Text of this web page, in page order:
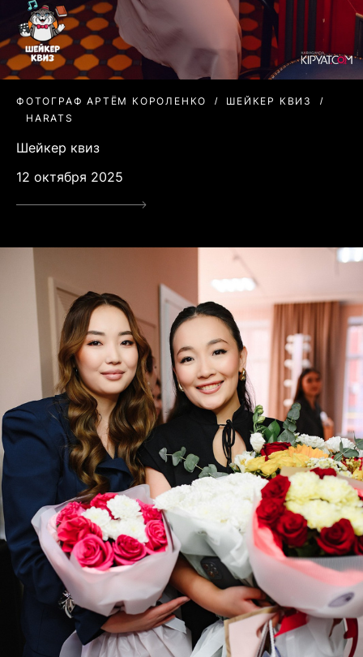
ФОТОГРАФ АРТЁМ КОРОЛЕНКО
ШЕЙКЕР КВИЗ
HARATS
Шейкер квиз
12 октября 2025